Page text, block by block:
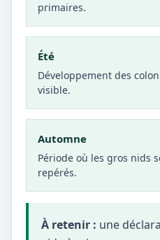
primaires.
Été
Développement des
visible.
Automne
Période où les gros nids
repérés.
À retenir : une